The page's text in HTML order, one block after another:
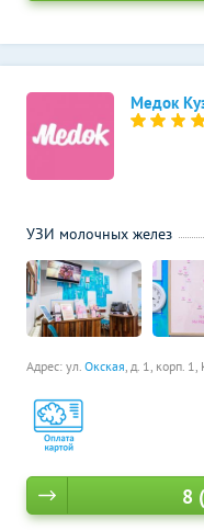
Медок
Адрес: ул. Окская, д. 1, корп. 1,
УЗИ молочных желез
8